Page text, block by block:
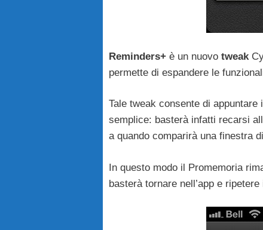
Reminders+ è un nuovo tweak
permette di espandere le
Tale tweak consente di
semplice: basterà infatti recarsi
a quando comparirà una finestra
In questo modo il Promemoria
basterà tornare nell’app e